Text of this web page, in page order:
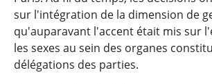
sur l'intégration de la dimension de
qu'auparavant l'accent était mis sur
les sexes au sein des organes
délégations des parties.